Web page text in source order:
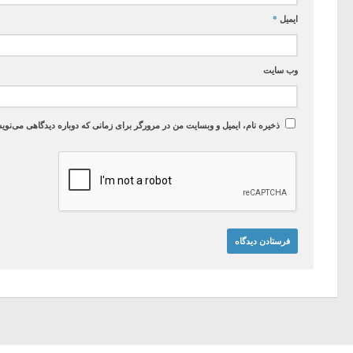
ایمیل *
وب‌ سایت
ذخیره نام، ایمیل و وبسایت من در مرورگر برای زمانی که دوباره دیدگاهی